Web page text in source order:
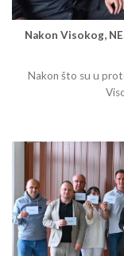
Nakon Visokog,
Nakon što su u